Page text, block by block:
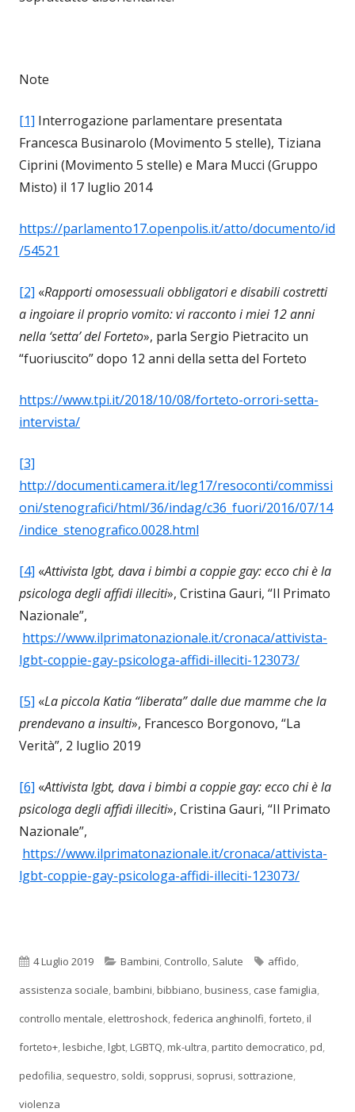
Note
[1] Interrogazione parlamentare presentata
Francesca Businarolo (Movimento 5 stelle), Tiziana
Ciprini (Movimento 5 stelle) e Mara Mucci (Gruppo
Misto) il 17 luglio 2014
https://parlamento17.openpolis.it/atto/documento/id
/54521
[2] «Rapporti omosessuali obbligatori e disabili costretti
a ingoiare il proprio vomito: vi racconto i miei 12 anni
nella ‘setta’ del Forteto», parla Sergio Pietracito un
“fuoriuscito” dopo 12 anni della setta del Forteto
https://www.tpi.it/2018/10/08/forteto-orrori-setta-
intervista/
[3]
http://documenti.camera.it/leg17/resoconti/commissi
oni/stenografici/html/36/indag/c36_fuori/2016/07/14
/indice_stenografico.0028.html
[4] «Attivista lgbt, dava i bimbi a coppie gay: ecco chi è la
psicologa degli affidi illeciti», Cristina Gauri, “Il Primato
Nazionale”,
https://www.ilprimatonazionale.it/cronaca/attivista-
lgbt-coppie-gay-psicologa-affidi-illeciti-123073/
[5] «La piccola Katia “liberata” dalle due mamme che la
prendevano a insulti», Francesco Borgonovo, “La
Verità”, 2 luglio 2019
[6] «Attivista lgbt, dava i bimbi a coppie gay: ecco chi è la
psicologa degli affidi illeciti», Cristina Gauri, “Il Primato
Nazionale”,
https://www.ilprimatonazionale.it/cronaca/attivista-
lgbt-coppie-gay-psicologa-affidi-illeciti-123073/
Pubblicato
4 Luglio 2019 Categorie
Bambini, Controllo, Salute Tag
affido,
assistenza sociale,bambini,bibbiano,business, case famiglia,
controllo mentale, elettroshock,federica anghinolfi,forteto,il
forteto+,lesbiche,lgbt,LGBTQ,mk-ultra,partito democratico,pd,
pedofilia, sequestro, soldi, sopprusi, soprusi, sottrazione,
violenza